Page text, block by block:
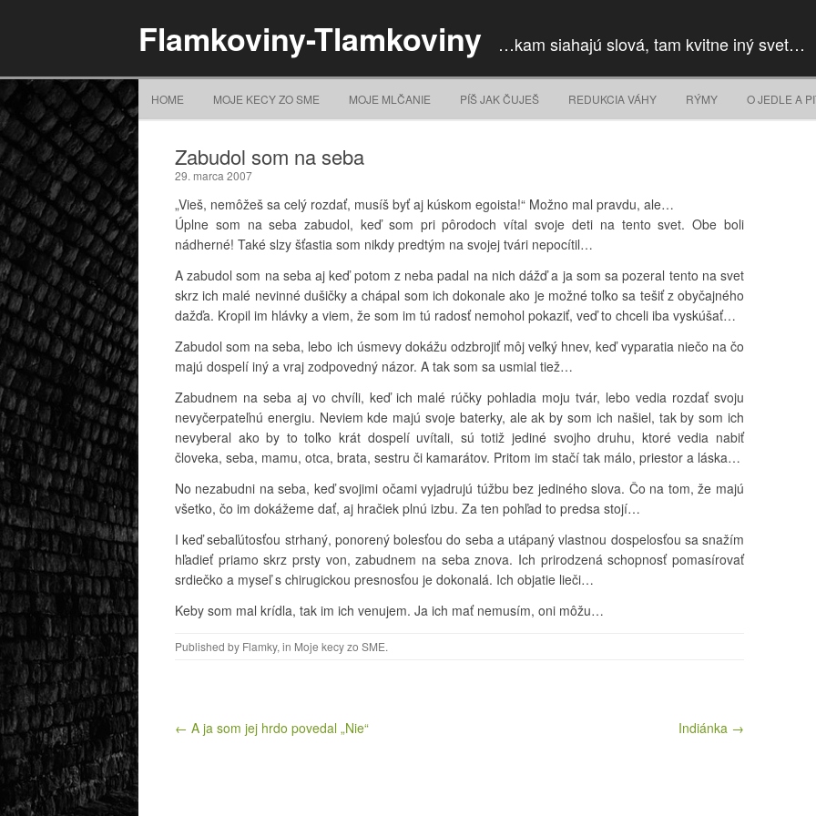
Flamkoviny-Tlamkoviny …kam siahajú slová, tam kvitne iný svet…
HOME MOJE KECY ZO SME MOJE MLČANIE PÍŠ JAK ČUJEŠ REDUKCIA VÁHY RÝMY O JEDLE A
Zabudol som na seba
29. marca 2007
„Vieš, nemôžeš sa celý rozdať, musíš byť aj kúskom egoista!“ Možno mal pravdu, ale…
Úplne som na seba zabudol, keď som pri pôrodoch vítal svoje deti na tento svet. Obe boli
nádherné! Také slzy šťastia som nikdy predtým na svojej tvári nepocítil…
A zabudol som na seba aj keď potom z neba padal na nich dážď a ja som sa pozeral tento na svet
skrz ich malé nevinné dušičky a chápal som ich dokonale ako je možné toľko sa tešiť z obyčajného
dažďa. Kropil im hlávky a viem, že som im tú radosť nemohol pokaziť, veď to chceli iba vyskúšať…
Zabudol som na seba, lebo ich úsmevy dokážu odzbrojiť môj veľký hnev, keď vyparatia niečo na čo
majú dospelí iný a vraj zodpovedný názor. A tak som sa usmial tiež…
Zabudnem na seba aj vo chvíli, keď ich malé rúčky pohladia moju tvár, lebo vedia rozdať svoju
nevyčerpateľnú energiu. Neviem kde majú svoje baterky, ale ak by som ich našiel, tak by som ich
nevyberal ako by to toľko krát dospelí uvítali, sú totiž jediné svojho druhu, ktoré vedia nabiť
človeka, seba, mamu, otca, brata, sestru či kamarátov. Pritom im stačí tak málo, priestor a láska…
No nezabudni na seba, keď svojimi očami vyjadrujú túžbu bez jediného slova. Čo na tom, že majú
všetko, čo im dokážeme dať, aj hračiek plnú izbu. Za ten pohľad to predsa stojí…
I keď sebaľútosťou strhaný, ponorený bolesťou do seba a utápaný vlastnou dospelosťou sa snažím
hľadieť priamo skrz prsty von, zabudnem na seba znova. Ich prirodzená schopnosť pomasírovať
srdiečko a myseľ s chirugickou presnosťou je dokonalá. Ich objatie lieči…
Keby som mal krídla, tak im ich venujem. Ja ich mať nemusím, oni môžu…
Published by Flamky, in Moje kecy zo SME.
Post navigation
← A ja som jej hrdo povedal „Nie“ Indiánka →